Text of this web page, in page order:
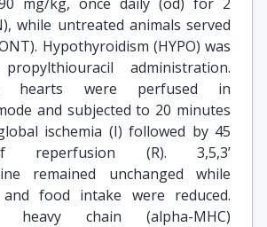
while untreated animals served
Hypothyroidism (HYPO) was
administration.
hearts were perfused in
and subjected to 20 minutes
ischemia (I) followed by 45
reperfusion (R). 3,5,3’
remained unchanged while
food intake were reduced.
heavy chain (alpha-MHC)